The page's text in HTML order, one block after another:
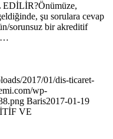
şu sorulara cevap
sorunsuz bir akreditif
2017/01/dis-ticaret-
wp-
Baris2017-01-19
VE